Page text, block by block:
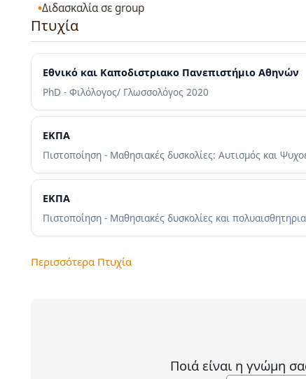
Διδασκαλία σε group
Πτυχία
Εθνικό και Καποδιστριακο Πανεπιστήμιο Αθηνών
PhD - Φιλόλογος/ Γλωσσολόγος 2020
ΕΚΠΑ
Πιστοποίηση - Μαθησιακές δυσκολίες: Αυτισμός και
ΕΚΠΑ
Πιστοποίηση - Μαθησιακές δυσκολίες και
Περισσότερα Πτυχία
Ποιά είναι η γνώμη